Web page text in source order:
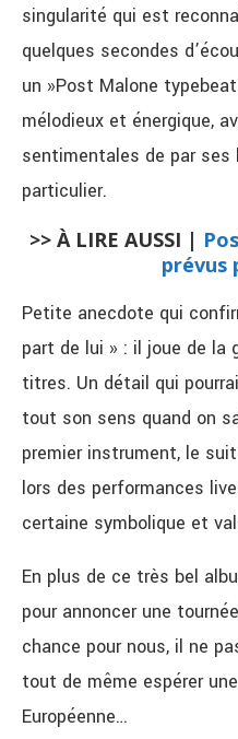
singularité qui est
quelques secondes
un »Post Malone
mélodieux et énergique,
sentimentales de par
particulier.
>> À LIRE AUSSI |
prévus
Petite anecdote qui
part de lui » : il joue de la
titres. Un détail qui
tout son sens quand on
premier instrument, le
lors des performances
certaine symbolique et
En plus de ce très bel
pour annoncer une
chance pour nous, il ne
tout de même espérer
Européenne…